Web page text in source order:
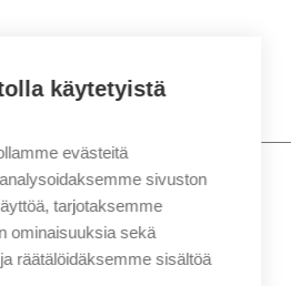
Etunimi
Sukunimi
käytetyistä
evästeitä
sivuston
tarjotaksemme
ominaisuuksia sekä
räätälöidäksemme sisältöä